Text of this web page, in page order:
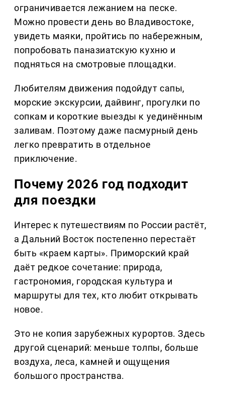
ограничивается лежанием на песке.
Можно провести день во Владивостоке,
увидеть маяки, пройтись по набережным,
попробовать паназиатскую кухню и
подняться на смотровые площадки.
Любителям движения подойдут сапы,
морские экскурсии, дайвинг, прогулки по
сопкам и короткие выезды к уединённым
заливам. Поэтому даже пасмурный день
легко превратить в отдельное
приключение.
Почему 2026 год подходит
для поездки
Интерес к путешествиям по России растёт,
а Дальний Восток постепенно перестаёт
быть «краем карты». Приморский край
даёт редкое сочетание: природа,
гастрономия, городская культура и
маршруты для тех, кто любит открывать
новое.
Это не копия зарубежных курортов. Здесь
другой сценарий: меньше толпы, больше
воздуха, леса, камней и ощущения
большого пространства.